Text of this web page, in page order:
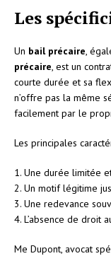
Les
Un bail précaire,
précaire, est un
courte durée et sa
n’offre pas la même
facilement par le
Les principales
1. Une durée limitée
2. Un motif légitime
3. Une redevance
4. L’absence de droit
Me Dupont, avocat